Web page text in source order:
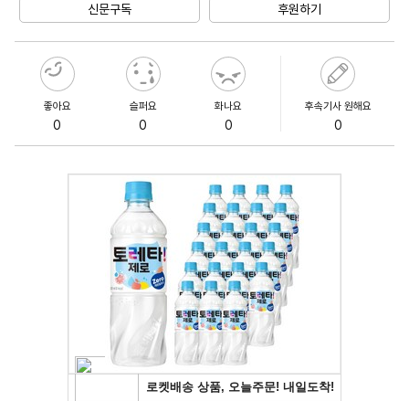
신문구독 후원하기
좋아요
0
슬퍼요
0
화나요
0
후속기사 원해요
0